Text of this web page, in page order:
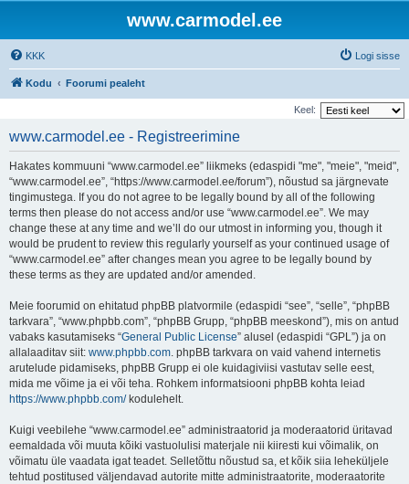
www.carmodel.ee
KKK Logi sisse
Kodu Foorumi pealeht
Keel:
www.carmodel.ee - Registreerimine
Hakates kommuuni “www.carmodel.ee” liikmeks (edaspidi "me", "meie", "meid",
“www.carmodel.ee”, “https://www.carmodel.ee/forum”), nõustud sa järgnevate
tingimustega. If you do not agree to be legally bound by all of the following
terms then please do not access and/or use “www.carmodel.ee”. We may
change these at any time and we’ll do our utmost in informing you, though it
would be prudent to review this regularly yourself as your continued usage of
“www.carmodel.ee” after changes mean you agree to be legally bound by
these terms as they are updated and/or amended.
Meie foorumid on ehitatud phpBB platvormile (edaspidi “see”, “selle”, “phpBB
tarkvara”, “www.phpbb.com”, “phpBB Grupp, “phpBB meeskond”), mis on antud
vabaks kasutamiseks “General Public License” alusel (edaspidi “GPL”) ja on
allalaaditav siit: www.phpbb.com. phpBB tarkvara on vaid vahend internetis
arutelude pidamiseks, phpBB Grupp ei ole kuidagiviisi vastutav selle eest,
mida me võime ja ei või teha. Rohkem informatsiooni phpBB kohta leiad
https://www.phpbb.com/kodulehelt.
Kuigi veebilehe “www.carmodel.ee” administraatorid ja moderaatorid üritavad
eemaldada või muuta kõiki vastuolulisi materjale nii kiiresti kui võimalik, on
võimatu üle vaadata igat teadet. Selletõttu nõustud sa, et kõik siia leheküljele
tehtud postitused väljendavad autorite mitte administraatorite, moderaatorite